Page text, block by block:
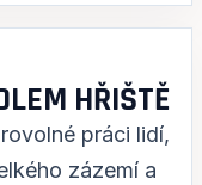
HŘIŠTĚ
práci lidí,
zázemí a